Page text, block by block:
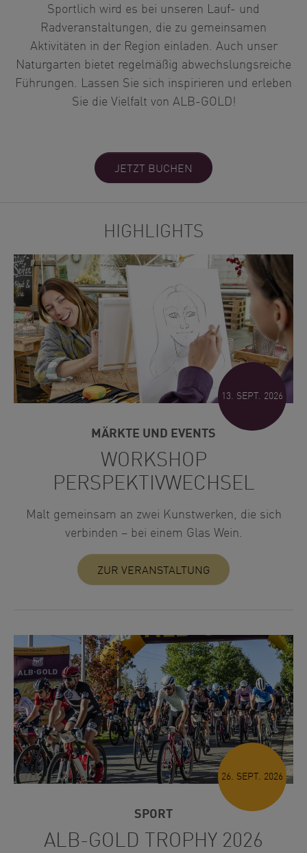
Sportlich wird es bei unseren Lauf- und
Radveranstaltungen, die zu gemeinsamen
Aktivitäten in der Region einladen. Auch unser
Naturgarten bietet regelmäßig abwechslungsreiche
Führungen. Lassen Sie sich inspirieren und erleben
Sie die Vielfalt von ALB-GOLD!
JETZT BUCHEN
HIGHLIGHTS
13. SEPT. 2026
MÄRKTE UND EVENTS
WORKSHOP
PERSPEKTIVWECHSEL
Malt gemeinsam an zwei Kunstwerken, die sich
verbinden – bei einem Glas Wein.
ZUR VERANSTALTUNG
26. SEPT. 2026
SPORT
ALB-GOLD TROPHY 2026